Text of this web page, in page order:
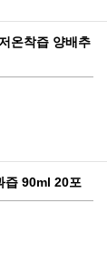
온착즙 양배추
즙 90ml 20포